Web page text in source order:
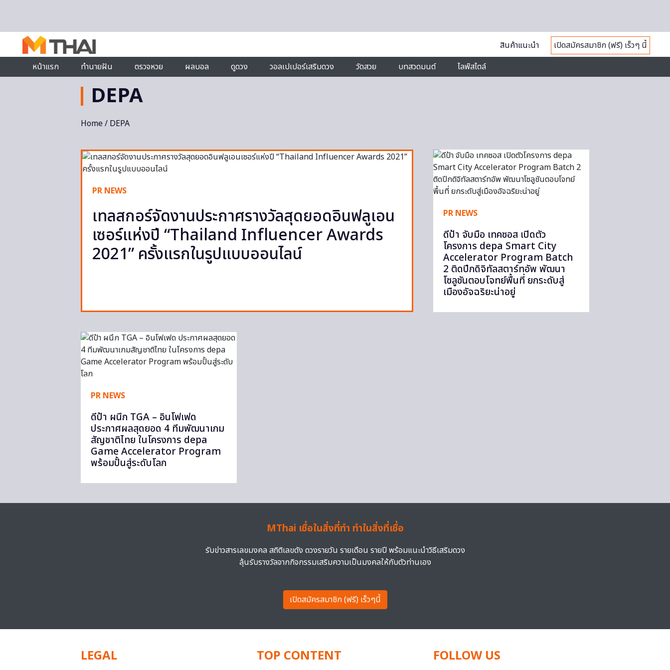
สินค้าแนะนำ
เปิดสมัครสมาชิก (ฟรี) เร็วๆ นี้
หน้าแรก
ทำนายฝัน ตรวจหวย ผลบอล ดูดวง วอลเปเปอร์เสริมดวง วัดสวย บทสวดมนต์ ไลฟ์สไตล์
DEPA
Home/ DEPA
PR NEWS
เทลสกอร์จัดงานประกาศรางวัลสุดยอดอินฟลูเอน
เซอร์แห่งปี “Thailand Influencer Awards
2021” ครั้งแรกในรูปแบบออนไลน์
PR NEWS
ดีป้า จับมือ เทคซอส เปิดตัว
โครงการ depa Smart City
Accelerator Program Batch
2 ติดปีกดิจิทัลสตาร์ทอัพ พัฒนา
โซลูชันตอบโจทย์พื้นที่ ยกระดับสู่
เมืองอัจฉริยะน่าอยู่
PR NEWS
ดีป้า ผนึก TGA – อินโฟเฟด
ประกาศผลสุดยอด 4 ทีมพัฒนาเกม
สัญชาติไทย ในโครงการ depa
Game Accelerator Program
พร้อมปั้นสู่ระดับโลก
MThai เชื่อในสิ่งที่ทำ ทำในสิ่งที่เชื่อ
รับข่าวสารเลขมงคล สถิติเลขดัง ดวงรายวัน รายเดือน รายปี พร้อมแนะนำวิธีเสริมดวง
ลุ้นรับรางวัลจากกิจกรรมเสริมความเป็นมงคลให้กับตัวท่านเอง
เปิดสมัครสมาชิก (ฟรี) เร็วๆนี้
LEGAL TOP CONTENT FOLLOW US